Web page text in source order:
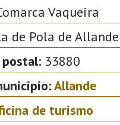
Vaqueira
de Pola de Allande
postal: 33880
Allande
de turismo